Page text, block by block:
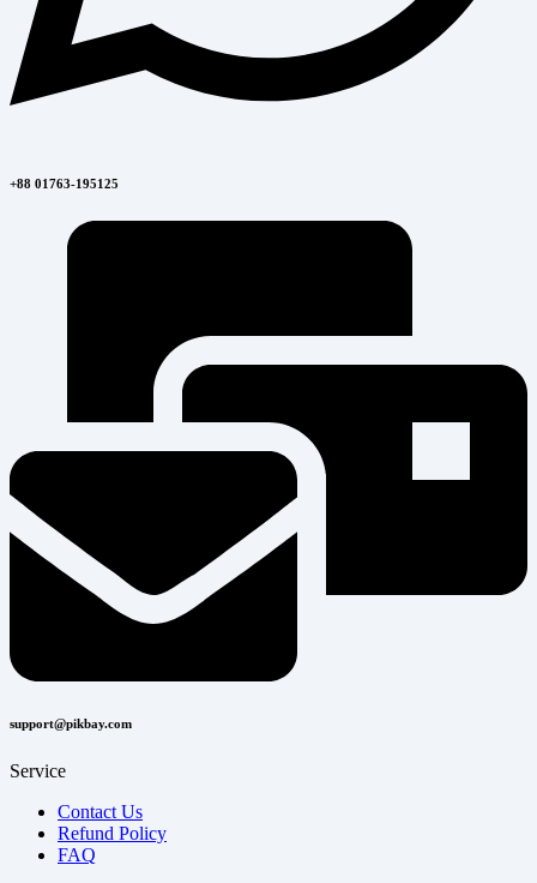
+88 01763-195125
support@pikbay.com
Service
Contact Us
Refund Policy
FAQ